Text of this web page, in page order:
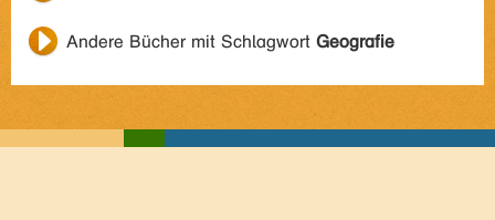
Andere Bücher mit Schlagwort Geografie